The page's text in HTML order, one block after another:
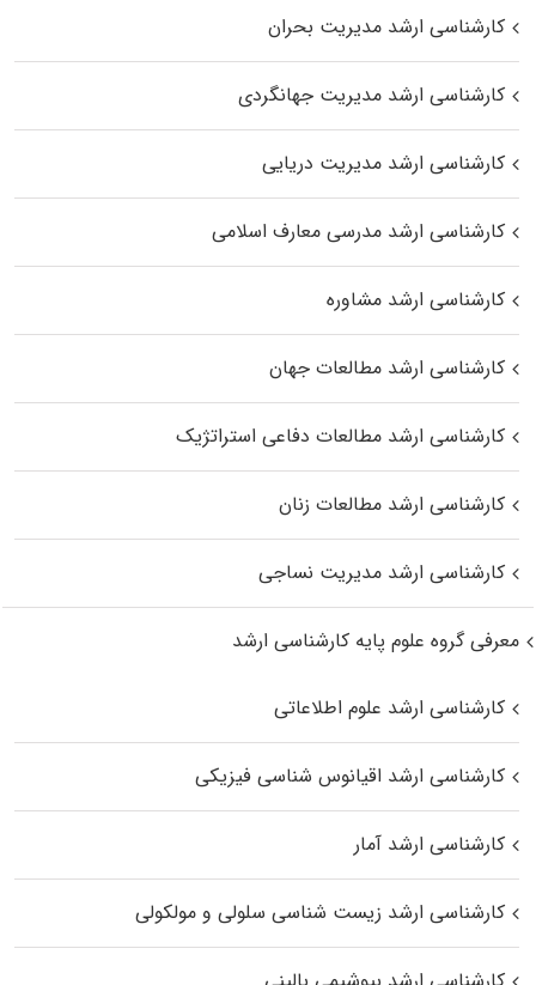
کارشناسی ارشد مدیریت بحران
کارشناسی ارشد مدیریت جهانگردی
کارشناسی ارشد مدیریت دریایی
کارشناسی ارشد مدرسی معارف اسلامی
کارشناسی ارشد مشاوره
کارشناسی ارشد مطالعات جهان
کارشناسی ارشد مطالعات دفاعی استراتژیک
کارشناسی ارشد مطالعات زنان
کارشناسی ارشد مدیریت نساجی
معرفی گروه علوم پایه کارشناسی ارشد
کارشناسی ارشد علوم اطلاعاتی
کارشناسی ارشد اقیانوس‌ شناسی فیزیکی
کارشناسی ارشد آمار
کارشناسی ارشد زیست شناسی سلولی و مولکولی